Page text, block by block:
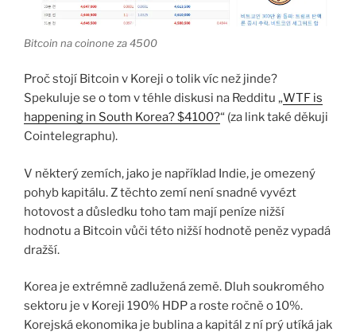
Bitcoin na coinone za 4500
Proč stojí Bitcoin v Koreji o tolik víc než jinde?
Spekuluje se o tom v téhle diskusi na Redditu „WTF is
happening in South Korea? $4100?“ (za link také děkuji
Cointelegraphu).
V některý zemích, jako je například Indie, je omezený
pohyb kapitálu. Z těchto zemí není snadné vyvézt
hotovost a důsledku toho tam mají peníze nižší
hodnotu a Bitcoin vůči této nižší hodnotě peněz vypadá
dražší.
Korea je extrémně zadlužená země. Dluh soukromého
sektoru je v Koreji 190% HDP a roste ročně o 10%.
Korejská ekonomika je bublina a kapitál z ní prý utíká jak